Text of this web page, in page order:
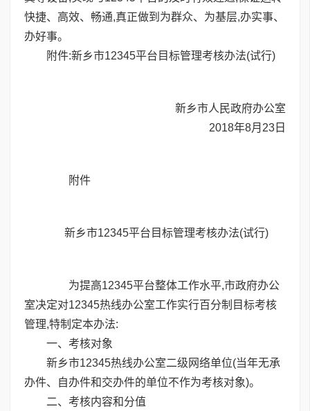
快捷、高效、畅通,真正做到为群众、为基层,办实事、
办好事。
附件:新乡市12345平台目标管理考核办法(试行)
新乡市人民政府办公室
2018年8月23日
附件
新乡市12345平台目标管理考核办法(试行)
为提高12345平台整体工作水平,市政府办公
室决定对12345热线办公室工作实行百分制目标考核
管理,特制定本办法:
一、考核对象
新乡市12345热线办公室二级网络单位(当年无承
办件、自办件和交办件的单位不作为考核对象)。
二、考核内容和分值